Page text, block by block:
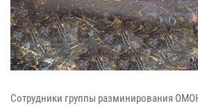
Сотрудники группы разминирования